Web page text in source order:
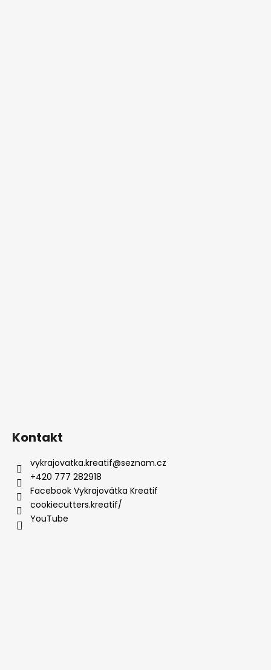
Kontakt
vykrajovatka.kreatif@seznam.cz
+420 777 282918
Facebook Vykrajovátka Kreatif
cookiecutters.kreatif/
YouTube